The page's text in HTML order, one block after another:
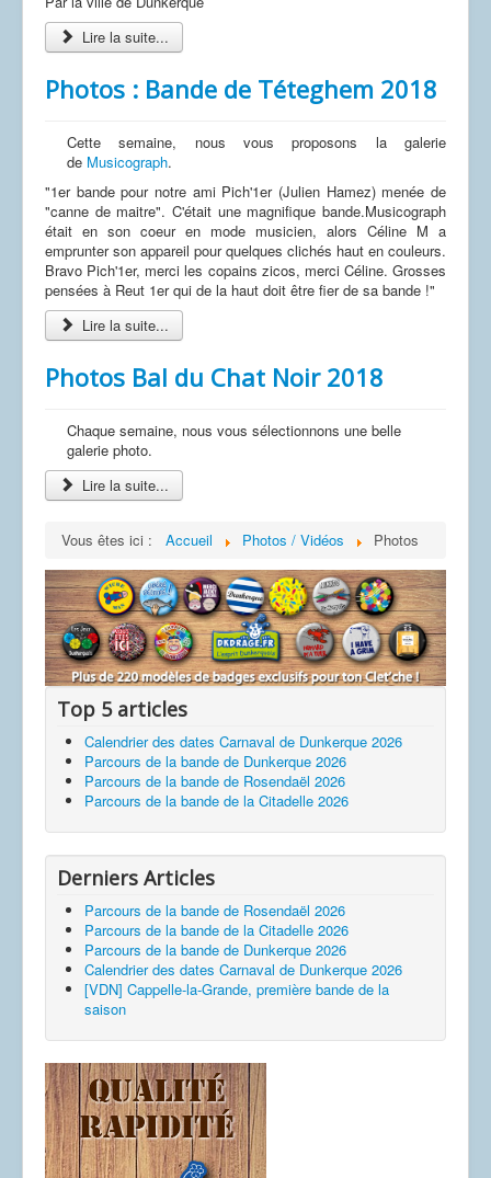
Lire la suite...
Photos : Bande de Téteghem 2018
Cette semaine, nous vous proposons la galerie
de Musicograph.
"1er bande pour notre ami Pich'1er (Julien Hamez) menée de
"canne de maitre". C'était une magnifique bande.Musicograph
était en son coeur en mode musicien, alors Céline M a
emprunter son appareil pour quelques clichés haut en couleurs.
Bravo Pich'1er, merci les copains zicos, merci Céline. Grosses
pensées à Reut 1er qui de la haut doit être fier de sa bande !"
Lire la suite...
Photos Bal du Chat Noir 2018
Chaque semaine, nous vous sélectionnons une belle
galerie photo.
Lire la suite...
Vous êtes ici : Accueil Photos / Vidéos Photos
Top 5 articles
Calendrier des dates Carnaval de Dunkerque 2026
Parcours de la bande de Dunkerque 2026
Parcours de la bande de Rosendaël 2026
Parcours de la bande de la Citadelle 2026
Derniers Articles
Parcours de la bande de Rosendaël 2026
Parcours de la bande de la Citadelle 2026
Parcours de la bande de Dunkerque 2026
Calendrier des dates Carnaval de Dunkerque 2026
[VDN] Cappelle-la-Grande, première bande de la
saison